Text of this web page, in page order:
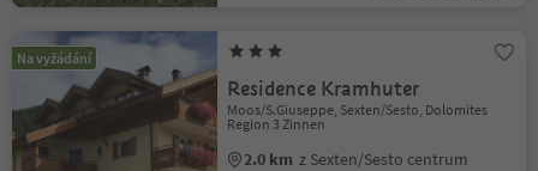
Na vyžádání
Residence Kramhuter
Moos/S.Giuseppe, Sexten/Sesto, Dolomites
Region 3 Zinnen
2.0 km z Sexten/Sesto centrum